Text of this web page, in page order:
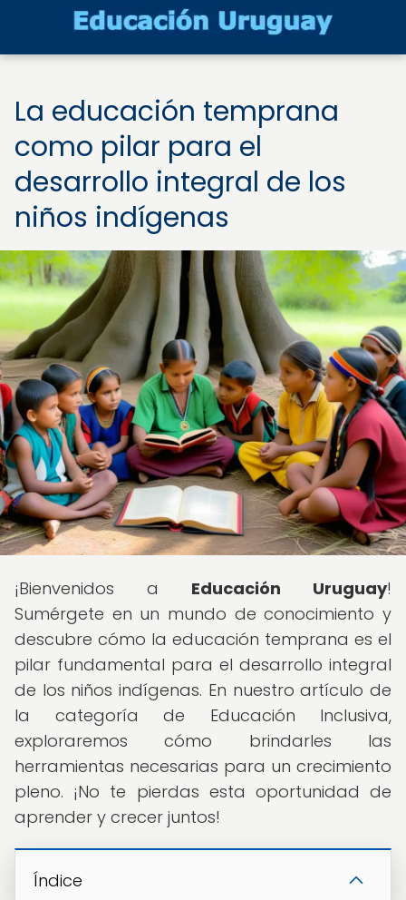
La educación temprana
como pilar para el
desarrollo integral de los
niños indígenas
¡Bienvenidos a Educación Uruguay!
Sumérgete en un mundo de conocimiento y
descubre cómo la educación temprana es el
pilar fundamental para el desarrollo integral
de los niños indígenas. En nuestro artículo de
la categoría de Educación Inclusiva,
exploraremos cómo brindarles las
herramientas necesarias para un crecimiento
pleno. ¡No te pierdas esta oportunidad de
aprender y crecer juntos!
Índice